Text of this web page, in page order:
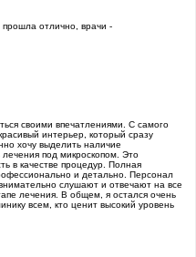
прошла отлично, врачи -
своими впечатлениями. С самого
интерьер, который сразу
хочу выделить наличие
под микроскопом. Это
в качестве процедур. Полная
и детально. Персонал
слушают и отвечают на все
лечения. В общем, я остался очень
всем, кто ценит высокий уровень